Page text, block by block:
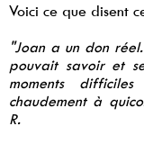
Voici ce que disent
"Joan a un don
pouvait savoir et
moments
chaudement à
R.